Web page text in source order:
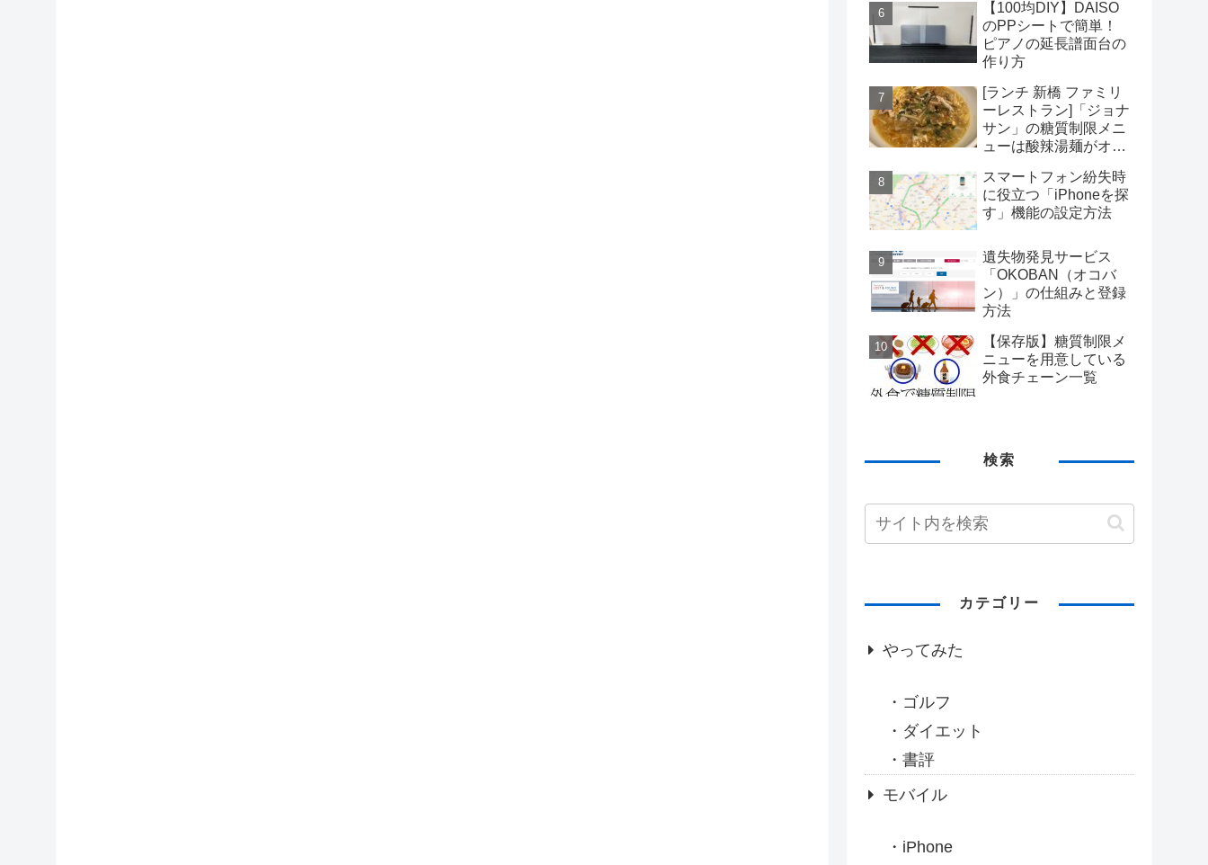
【100均DIY】DAISO
のPPシートで簡単！
ピアノの延長譜面台の
作り方
[ランチ 新橋 ファミリ
ーレストラン]「ジョナ
サン」の糖質制限メニ
ューは酸辣湯麺がオス
スマートフォン紛失時
に役立つ「iPhoneを探
す」機能の設定方法
遺失物発見サービス
「OKOBAN（オコバ
ン）」の仕組みと登録
方法
【保存版】糖質制限メ
ニューを用意している
外食チェーン一覧
検索
カテゴリー
やってみた
ゴルフ
ダイエット
書評
モバイル
iPhone